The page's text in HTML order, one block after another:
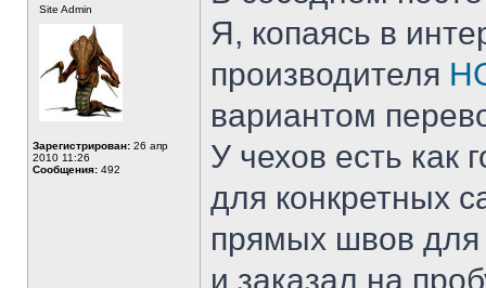
Site Admin
Зарегистрирован: 26 апр
2010 11:26
Сообщения: 492
Я, копаясь в
производителя
вариантом
У чехов есть как
для конкретных
прямых швов
и заказал на